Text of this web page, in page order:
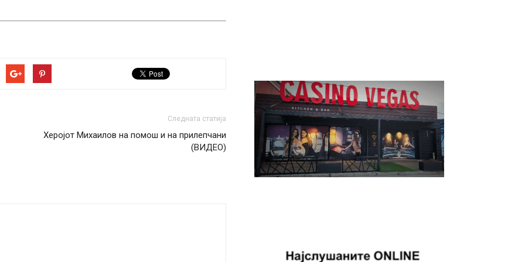
Следната статија
Херојот Михаилов на помош и на прилепчани
(ВИДЕО)